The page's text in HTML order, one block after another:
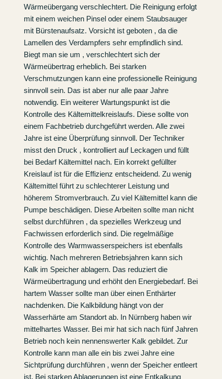
Wärmeübergang verschlechtert. Die Reinigung erfolgt
mit einem weichen Pinsel oder einem Staubsauger
mit Bürstenaufsatz. Vorsicht ist geboten , da die
Lamellen des Verdampfers sehr empfindlich sind.
Biegt man sie um , verschlechtert sich der
Wärmeübertrag erheblich. Bei starken
Verschmutzungen kann eine professionelle Reinigung
sinnvoll sein. Das ist aber nur alle paar Jahre
notwendig. Ein weiterer Wartungspunkt ist die
Kontrolle des Kältemittelkreislaufs. Diese sollte von
einem Fachbetrieb durchgeführt werden. Alle zwei
Jahre ist eine Überprüfung sinnvoll. Der Techniker
misst den Druck , kontrolliert auf Leckagen und füllt
bei Bedarf Kältemittel nach. Ein korrekt gefüllter
Kreislauf ist für die Effizienz entscheidend. Zu wenig
Kältemittel führt zu schlechterer Leistung und
höherem Stromverbrauch. Zu viel Kältemittel kann die
Pumpe beschädigen. Diese Arbeiten sollte man nicht
selbst durchführen , da spezielles Werkzeug und
Fachwissen erforderlich sind. Die regelmäßige
Kontrolle des Warmwasserspeichers ist ebenfalls
wichtig. Nach mehreren Betriebsjahren kann sich
Kalk im Speicher ablagern. Das reduziert die
Wärmeübertragung und erhöht den Energiebedarf. Bei
hartem Wasser sollte man über einen Enthärter
nachdenken. Die Kalkbildung hängt von der
Wasserhärte am Standort ab. In Nürnberg haben wir
mittelhartes Wasser. Bei mir hat sich nach fünf Jahren
Betrieb noch kein nennenswerter Kalk gebildet. Zur
Kontrolle kann man alle ein bis zwei Jahre eine
Sichtprüfung durchführen , wenn der Speicher entleert
ist. Bei starken Ablagerungen ist eine Entkalkung